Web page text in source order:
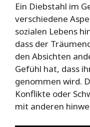
Ein Diebstahl im
verschiedene
sozialen Lebens
dass der
den Absichten
Gefühl hat, dass
genommen wird.
Konflikte oder
mit anderen